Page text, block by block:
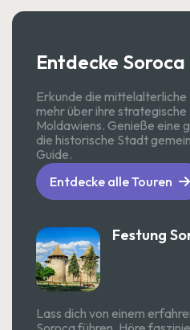
Entdecke
Erkunde die
mehr über ihre strategische
Moldawiens. Genieße eine
die historische Stadt
Guide.
Entdecke alle Touren
Festung
Lass dich von einem